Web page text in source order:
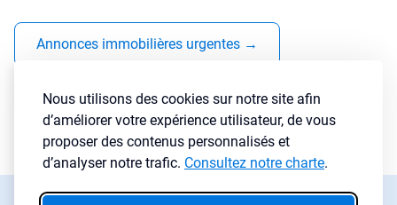
Nous utilisons des cookies sur notre site afin
d’améliorer votre expérience utilisateur, de vous
proposer des contenus personnalisés et
d’analyser notre trafic. Consultez notre charte.
Annonces immobilières urgentes →
Baisses de prix →